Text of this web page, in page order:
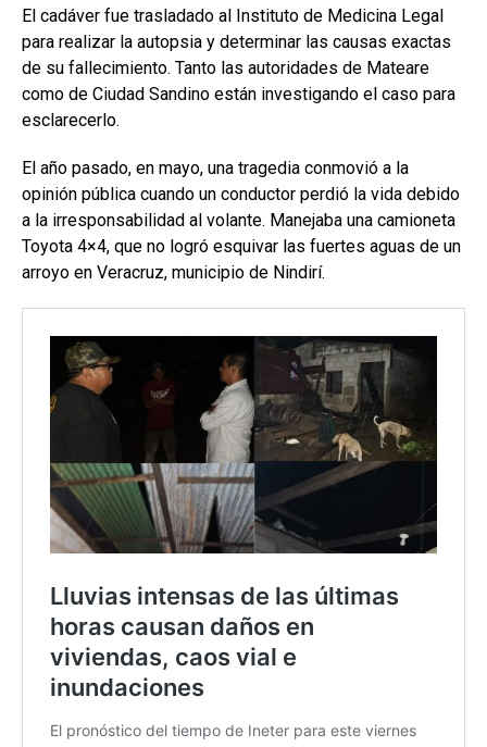
El cadáver fue trasladado al Instituto de Medicina Legal
para realizar la autopsia y determinar las causas exactas
de su fallecimiento. Tanto las autoridades de Mateare
como de Ciudad Sandino están investigando el caso para
esclarecerlo.
El año pasado, en mayo, una tragedia conmovió a la
opinión pública cuando un conductor perdió la vida debido
a la irresponsabilidad al volante. Manejaba una camioneta
Toyota 4×4, que no logró esquivar las fuertes aguas de un
arroyo en Veracruz, municipio de Nindirí.